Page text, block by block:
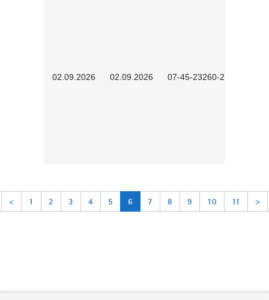
02.09.2026 02.09.2026 07-45-23260-2601
< 1 2 3 4 5 6 7 8 9 10 11 >